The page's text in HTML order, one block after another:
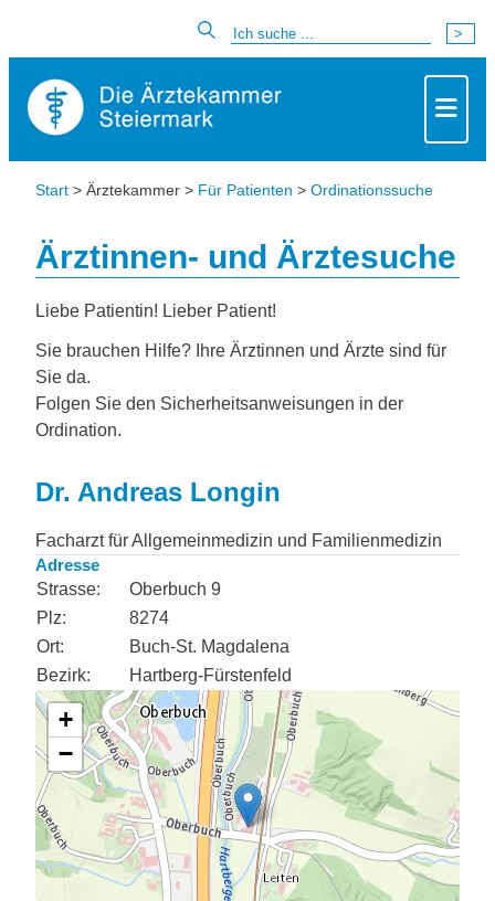
Start > Ärztekammer > Für Patienten > Ordinationssuche
Ärztinnen- und Ärztesuche
Liebe Patientin! Lieber Patient!
Sie brauchen Hilfe? Ihre Ärztinnen und Ärzte sind für
Sie da.
Folgen Sie den Sicherheitsanweisungen in der
Ordination.
Dr. Andreas Longin
Facharzt für Allgemeinmedizin und Familienmedizin
Adresse
Strasse:
Oberbuch 9
Plz:
8274
Ort:
Buch-St. Magdalena
Bezirk:
Hartberg-Fürstenfeld